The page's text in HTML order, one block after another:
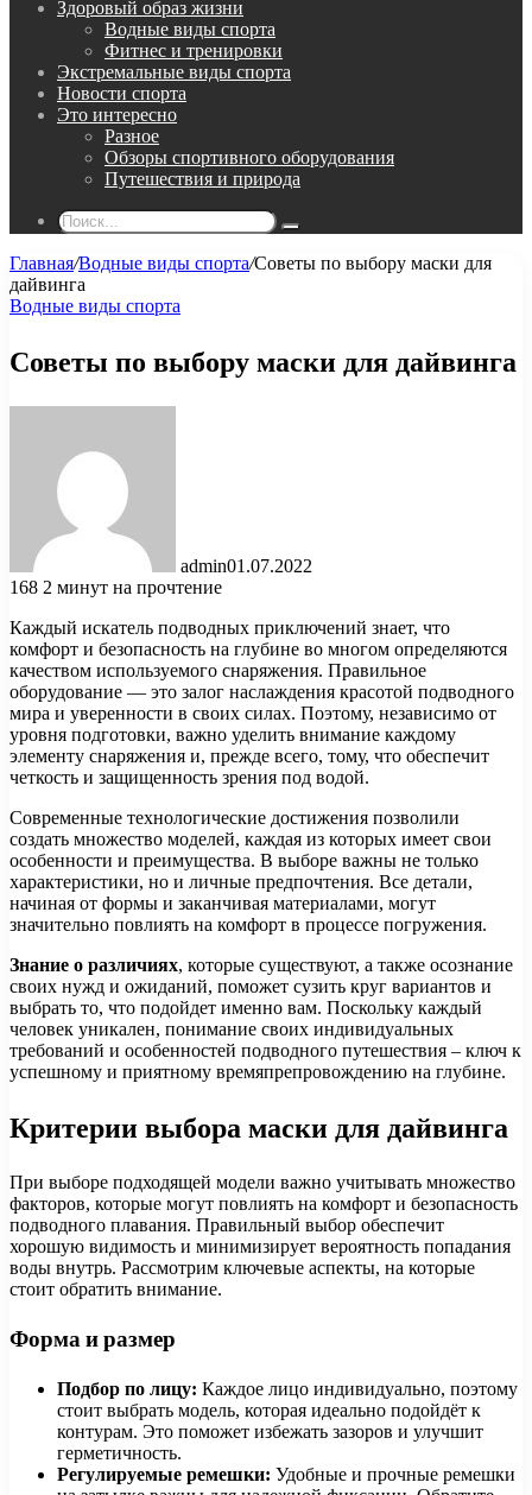
Здоровый образ жизни
Водные виды спорта
Фитнес и тренировки
Экстремальные виды спорта
Новости спорта
Это интересно
Разное
Обзоры спортивного оборудования
Путешествия и природа
Поиск...
Главная/Водные виды спорта/Советы по выбору маски для
дайвинга
Водные виды спорта
Советы по выбору маски для дайвинга
admin01.07.2022
168 2 минут на прочтение
Каждый искатель подводных приключений знает, что
комфорт и безопасность на глубине во многом определяются
качеством используемого снаряжения. Правильное
оборудование — это залог наслаждения красотой подводного
мира и уверенности в своих силах. Поэтому, независимо от
уровня подготовки, важно уделить внимание каждому
элементу снаряжения и, прежде всего, тому, что обеспечит
четкость и защищенность зрения под водой.
Современные технологические достижения позволили
создать множество моделей, каждая из которых имеет свои
особенности и преимущества. В выборе важны не только
характеристики, но и личные предпочтения. Все детали,
начиная от формы и заканчивая материалами, могут
значительно повлиять на комфорт в процессе погружения.
Знание о различиях, которые существуют, а также осознание
своих нужд и ожиданий, поможет сузить круг вариантов и
выбрать то, что подойдет именно вам. Поскольку каждый
человек уникален, понимание своих индивидуальных
требований и особенностей подводного путешествия – ключ к
успешному и приятному времяпрепровождению на глубине.
Критерии выбора маски для дайвинга
При выборе подходящей модели важно учитывать множество
факторов, которые могут повлиять на комфорт и безопасность
подводного плавания. Правильный выбор обеспечит
хорошую видимость и минимизирует вероятность попадания
воды внутрь. Рассмотрим ключевые аспекты, на которые
стоит обратить внимание.
Форма и размер
Подбор по лицу: Каждое лицо индивидуально, поэтому
стоит выбрать модель, которая идеально подойдёт к
контурам. Это поможет избежать зазоров и улучшит
герметичность.
Регулируемые ремешки: Удобные и прочные ремешки